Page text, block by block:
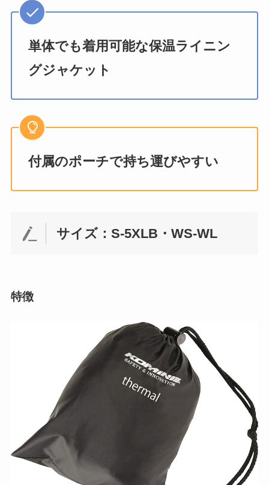
単体でも着用可能な保温ライニン
グジャケット
付属のポーチで持ち運びやすい
サイズ：S-5XLB・WS-WL
特徴